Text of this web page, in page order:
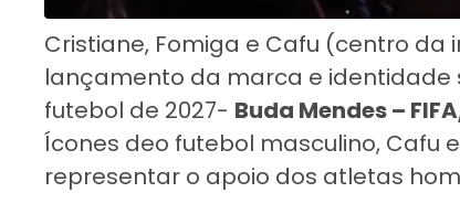
Cristiane, Fomiga e Cafu (centro
lançamento da marca e identidade
futebol de 2027- Buda Mendes –
Ícones deo futebol masculino, Cafu
representar o apoio dos atletas